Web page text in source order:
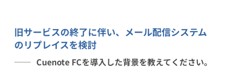
旧サービスの終了に伴い、メール配信システム
のリプレイスを検討
Cuenote FCを導入した背景を教えてください。